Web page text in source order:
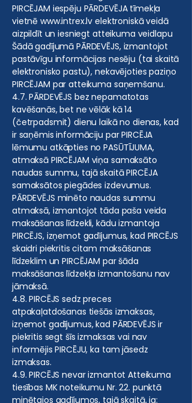
PIRCĒJAM iespēju PĀRDEVĒJA tīmekļa
vietnēwww.intrex.lv elektroniskā veidā
aizpildīt un iesniegt atteikuma veidlapu
Šādā gadījumā PĀRDEVĒJS, izmantojot
pastāvīgu informācijas nesēju (tai skaitā
elektronisko pastu), nekavējoties paziņo
PIRCĒJAM par atteikuma saņemšanu.
4.7. PĀRDEVĒJS bez nepamatotas
kavēšanās, bet ne vēlāk kā 14
(četrpadsmit) dienu laikā no dienas, kad
ir saņēmis informāciju par PIRCĒJA
lēmumu atkāpties no PASŪTĪJUMA,
atmaksā PIRCĒJAM viņa samaksāto
naudas summu, tajā skaitā PIRCĒJA
samaksātos piegādes izdevumus.
PĀRDEVĒJS minēto naudas summu
atmaksā, izmantojot tāda paša veida
maksāšanas līdzekli, kādu izmantoja
PIRCĒJS, izņemot gadījumus, kad PIRCĒJS
skaidri piekritis citam maksāšanas
līdzeklim un PIRCĒJAM par šāda
maksāšanas līdzekļa izmantošanu nav
jāmaksā.
4.8. PIRCĒJS sedz preces
atpakaļatdošanas tiešās izmaksas,
izņemot gadījumus, kad PĀRDEVĒJS ir
piekritis segt šīs izmaksas vai nav
informējis PIRCĒJU, ka tam jāsedz
izmaksas.
4.9. PIRCĒJS nevar izmantot Atteikuma
tiesības MK noteikumu Nr. 22. punktā
minētajos gadījumos, tajā skaitā, ja: